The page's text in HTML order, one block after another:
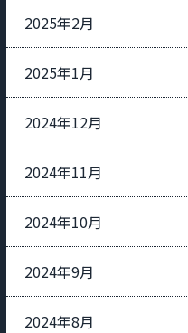
2025年2月
2025年1月
2024年12月
2024年11月
2024年10月
2024年9月
2024年8月